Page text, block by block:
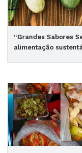
“Grandes Sabores
alimentação